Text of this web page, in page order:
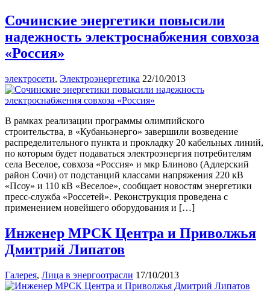
Сочинские энергетики повысили
надежность электроснабжения совхоза
«Россия»
электросети, Электроэнергетика 22/10/2013
В рамках реализации программы олимпийского
строительства, в «Кубаньэнерго» завершили возведение
распределительного пункта и прокладку 20 кабельных линий,
по которым будет подаваться электроэнергия потребителям
села Веселое, совхоза «Россия» и мкр Блиново (Адлерский
район Сочи) от подстанций классами напряжения 220 кВ
«Псоу» и 110 кВ «Веселое», сообщает новостям энергетики
пресс-служба «Россетей». Реконструкция проведена с
применением новейшего оборудования и […]
Инженер МРСК Центра и Приволжья
Дмитрий Липатов
Галерея, Лица в энергоотрасли 17/10/2013